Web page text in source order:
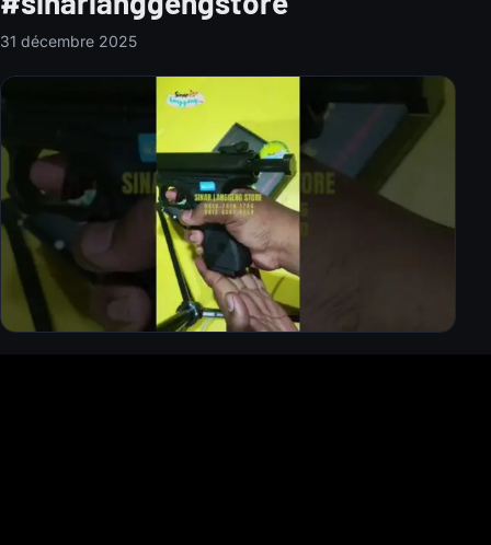
31 décembre 2025